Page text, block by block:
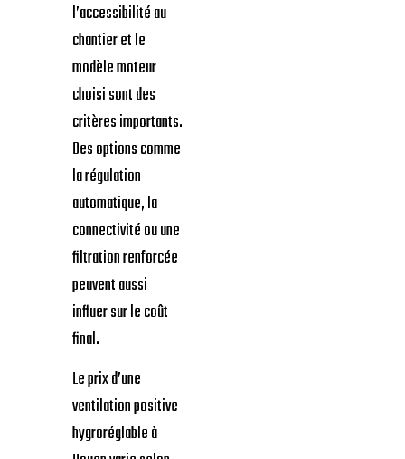
l’accessibilité au
chantier et le
modèle moteur
choisi sont des
critères importants.
Des options comme
la régulation
automatique, la
connectivité ou une
filtration renforcée
peuvent aussi
influer sur le coût
final.
Le prix d’une
ventilation positive
hygroréglable à